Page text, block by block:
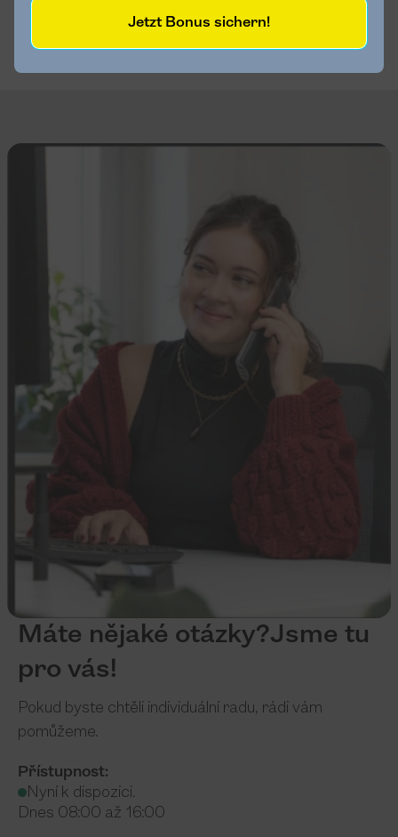
Máte nějaké otázky?Jsme tu
pro vás!
Pokud byste chtěli individuální radu, rádi vám
pomůžeme.
Přístupnost:
Nyní k dispozici.
Dnes 08:00 až 16:00
Jetzt Bonus sichern!